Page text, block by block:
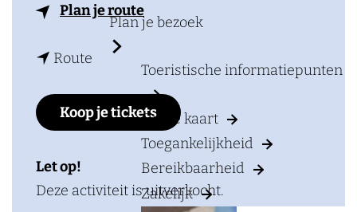
Plan je bezoek
Toeristische informatiepunten
Op de kaart
Toegankelijkheid
Bereikbaarheid
Zakelijk
Plan je routen
a
i
n
t
r
o
Route
a
r
t
Koop je tickets
Let op!
Deze activiteit is uitverkocht.